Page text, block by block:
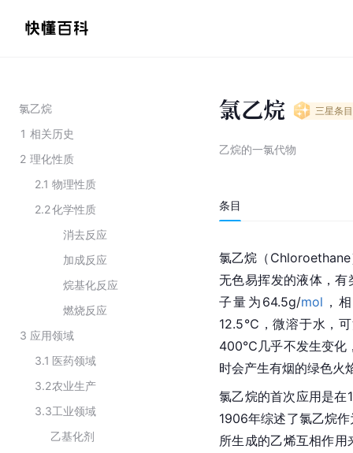
氯乙烷
1 相关历史
2 理化性质
2.1 物理性质
2.2化学性质
消去反应
加成反应
烷基化反应
燃烧反应
3 应用领域
3.1 医药领域
3.2农业生产
3.3工业领域
乙基化剂
氯乙烷 三星条目
乙烷的一氯代物
条目
氯乙烷（Chloroethane
无色易挥发的液体，
子量为64.5g/mol ，
12.5℃，微溶于水，
400℃几乎不发生变
时会产生有烟的绿色火
氯乙烷的首次应用是
1906年综述了氯乙烷
所生成的乙烯互相作用